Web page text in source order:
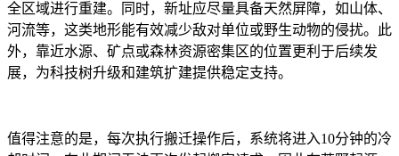
全区域进行重建。同时，新址应尽量具备天然屏障，如山体、
河流等，这类地形能有效减少敌对单位或野生动物的侵扰。此
外，靠近水源、矿点或森林资源密集区的位置更利于后续发
展，为科技树升级和建筑扩建提供稳定支持。
值得注意的是，每次执行搬迁操作后，系统将进入10分钟的冷